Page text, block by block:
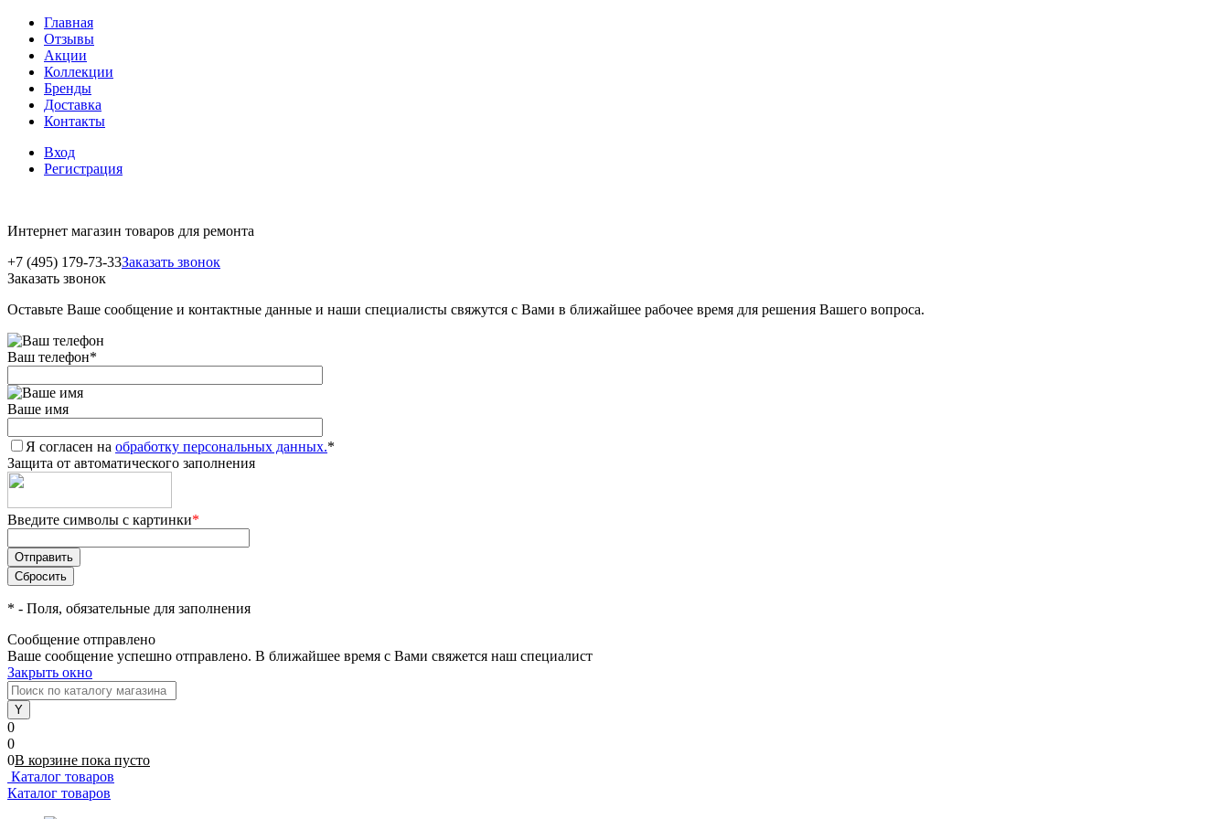
Главная
Отзывы
Акции
Коллекции
Бренды
Доставка
Контакты
Вход
Регистрация
Интернет магазин товаров для ремонта
+7 (495) 179-73-33Заказать звонок
Заказать звонок
Оставьте Ваше сообщение и контактные данные и наши специалисты свяжутся с Вами в ближайшее рабочее время для решения Вашего вопроса.
Ваш телефон*
Ваше имя
Я согласен на обработку персональных данных.*
Защита от автоматического заполнения
Введите символы с картинки*
* - Поля, обязательные для заполнения
Сообщение отправлено
Ваше сообщение успешно отправлено. В ближайшее время с Вами свяжется наш специалист
Закрыть окно
0
0
0В корзине пока пусто
Каталог товаров
Каталог товаров